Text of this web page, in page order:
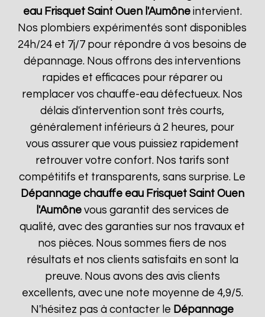
eau Frisquet Saint Ouen l'Aumôneintervient.
Nos plombiers expérimentés sont disponibles
24h/24 et 7j/7 pour répondre à vos besoins de
dépannage. Nous offrons des interventions
rapides et efficaces pour réparer ou
remplacer vos chauffe-eau défectueux. Nos
délais d'intervention sont très courts,
généralement inférieurs à 2 heures, pour
vous assurer que vous puissiez rapidement
retrouver votre confort. Nos tarifs sont
compétitifs et transparents, sans surprise. Le
Dépannage chauffe eau Frisquet Saint Ouen
l'Aumônevous garantit des services de
qualité, avec des garanties sur nos travaux et
nos pièces. Nous sommes fiers de nos
résultats et nos clients satisfaits en sont la
preuve. Nous avons des avis clients
excellents, avec une note moyenne de 4,9/5.
N'hésitez pas à contacter le Dépannage